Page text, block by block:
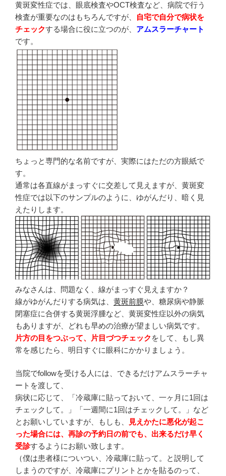
黄斑変性症では、眼底検査やOCT検査など、病院で行う
検査が重要なのはもちろんですが、
自宅で自分で病状を
チェックする場合に役に立つのが、 アムスラーチャート
です。
ちょっと専門的な名前ですが、実際にはただの方眼紙で
す。
通常は各直線がまっすぐに交差して見えますが、黄斑変
性症では以下のサンプルのように、ゆがんだり、暗く見
えたりします。
みなさんは、問題なく、線がまっすぐ見えますか？
線がゆがんだりする病気は、 黄斑前膜や、糖尿病や静脈
閉塞症に合併する黄斑浮腫など、黄斑変性症以外の病気
もありますが、どれも早めの治療が望ましい病気です。
片方の目をつぶって、片目づつチェック をして、もし異
常を感じたら、明日すぐに眼科にかかりましょう。
当院でfollowを受ける人には、できるだけアムスラーチャ
ートを渡して、
病状に応じて、「冷蔵庫に貼っておいて、一ヶ月に1回は
チェックして。」「一週間に1回はチェックして。」など
とお願いしていますが、もしも、
見えかたに悪化が起こ
った場合には、再診の予約日の前でも、出来るだけ早く
受診するようにお願い致します。
（僕は患者様についつい、冷蔵庫に貼って。と説明して
しまうのですが、冷蔵庫にプリントとかを貼るのって、